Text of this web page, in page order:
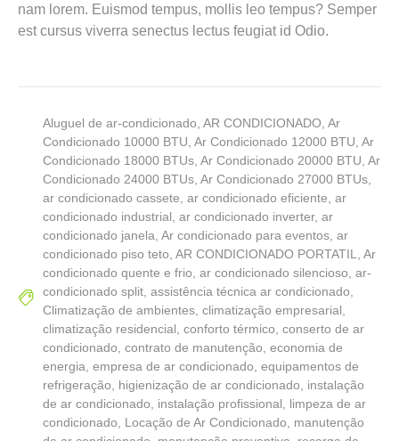
nam lorem. Euismod tempus, mollis leo tempus? Semper
est cursus viverra senectus lectus feugiat id Odio.
Aluguel de ar-condicionado AR CONDICIONADO Ar
Condicionado 10000 BTU Ar Condicionado 12000 BTU Ar
Condicionado 18000 BTUs Ar Condicionado 20000 BTU Ar
Condicionado 24000 BTUs Ar Condicionado 27000 BTUs
ar condicionado cassete ar condicionado eficiente ar
condicionado industrial ar condicionado inverter, ar
condicionado janela Ar condicionado para eventos ar
condicionado piso teto AR CONDICIONADO PORTATIL
Ar
condicionado quente e frio ar condicionado silencioso ar-
condicionado split assistência técnica ar condicionado
Climatização de ambientes climatização empresarial
climatização residencial conforto térmico conserto de ar
condicionado contrato de manutenção economia de
energia empresa de ar condicionado equipamentos de
refrigeração
higienização de ar condicionado
instalação
de ar condicionado
instalação profissional
limpeza de ar
condicionado
Locação de Ar Condicionado
manutenção